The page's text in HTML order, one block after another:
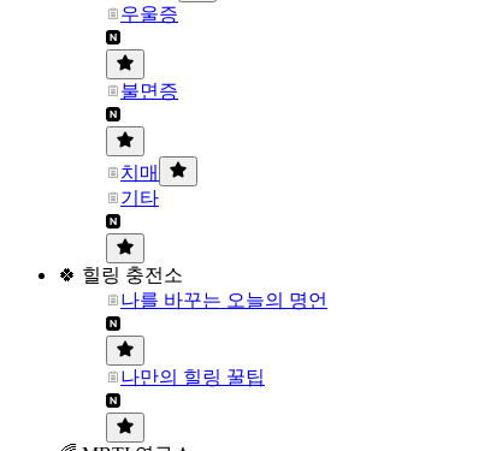
우울증
불면증
치매
기타
🍀 힐링 충전소
나를 바꾸는 오늘의 명언
나만의 힐링 꿀팁